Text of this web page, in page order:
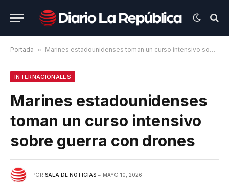
Portada » Marines estadounidenses toman un curso intensivo sobre guerra con drones
INTERNACIONALES
Marines estadounidenses
toman un curso intensivo
sobre guerra con drones
POR SALA DE NOTICIAS MAYO 10, 2026